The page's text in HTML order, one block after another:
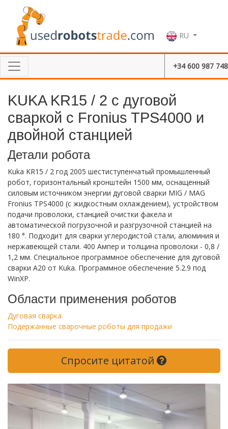
RU
+34 600 987 748
KUKA KR15 / 2 с дуговой
сваркой с Fronius TPS4000 и
двойной станцией
Детали робота
Kuka KR15 / 2 год 2005 шестиступенчатый промышленный
робот, горизонтальный кронштейн 1500 мм, оснащенный
силовым источником энергии дуговой сварки MIG / MAG
Fronius TPS4000 (с жидкостным охлаждением), устройством
подачи проволоки, станцией очистки факела и
автоматической погрузочной и разгрузочной станцией на
180 °. Подходит для сварки углеродистой стали, алюминия и
нержавеющей стали. 400 Ампер и толщина проволоки - 0,8 /
1,2 мм. Специальное программное обеспечение для дуговой
сварки A20 от Kuka. Программное обеспечение 5.2.9 под
WinXP.
Области применения роботов
Дуговая сварка
Подержанные сварочные роботы для продажи
Спросите цитатой